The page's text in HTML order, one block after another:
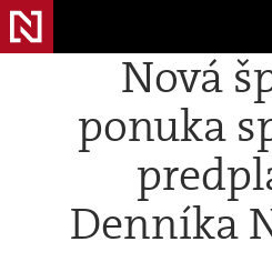
Nová
ponuka
Denníka